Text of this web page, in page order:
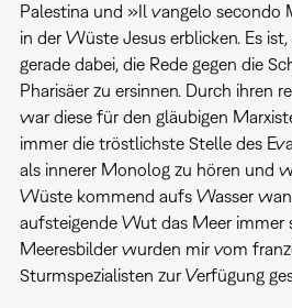
Palestina und »Il vangelo secondo
in der Wüste Jesus erblicken. Es
gerade dabei, die Rede gegen die
Pharisäer zu ersinnen. Durch ihren
war diese für den gläubigen
immer die tröstlichste Stelle des
als innerer Monolog zu hören und
Wüste kommend aufs Wasser
aufsteigende Wut das Meer immer
Meeresbilder wurden mir vom
Sturmspezialisten zur Verfügung